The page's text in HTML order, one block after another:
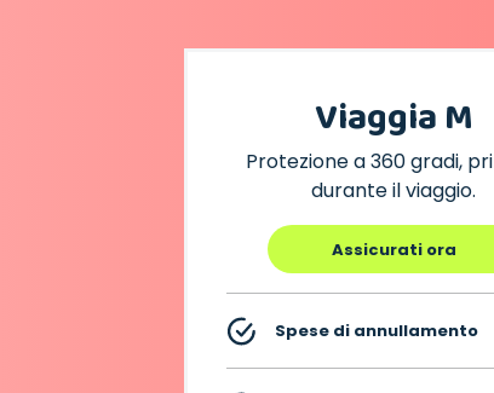
Viaggia M
Protezione a 360 gradi,
durante il viaggio.
Assicurati ora
Spese di annullamento